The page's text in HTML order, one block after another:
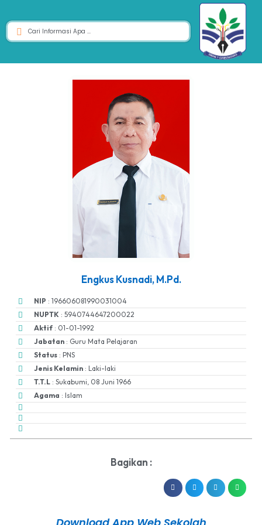
Engkus Kusnadi, M.Pd.
NIP : 196606081990031004
NUPTK : 5940744647200022
Aktif : 01-01-1992
Jabatan : Guru Mata Pelajaran
Status : PNS
Jenis Kelamin : Laki-laki
T.T.L : Sukabumi, 08 Juni 1966
Agama : Islam
Bagikan :